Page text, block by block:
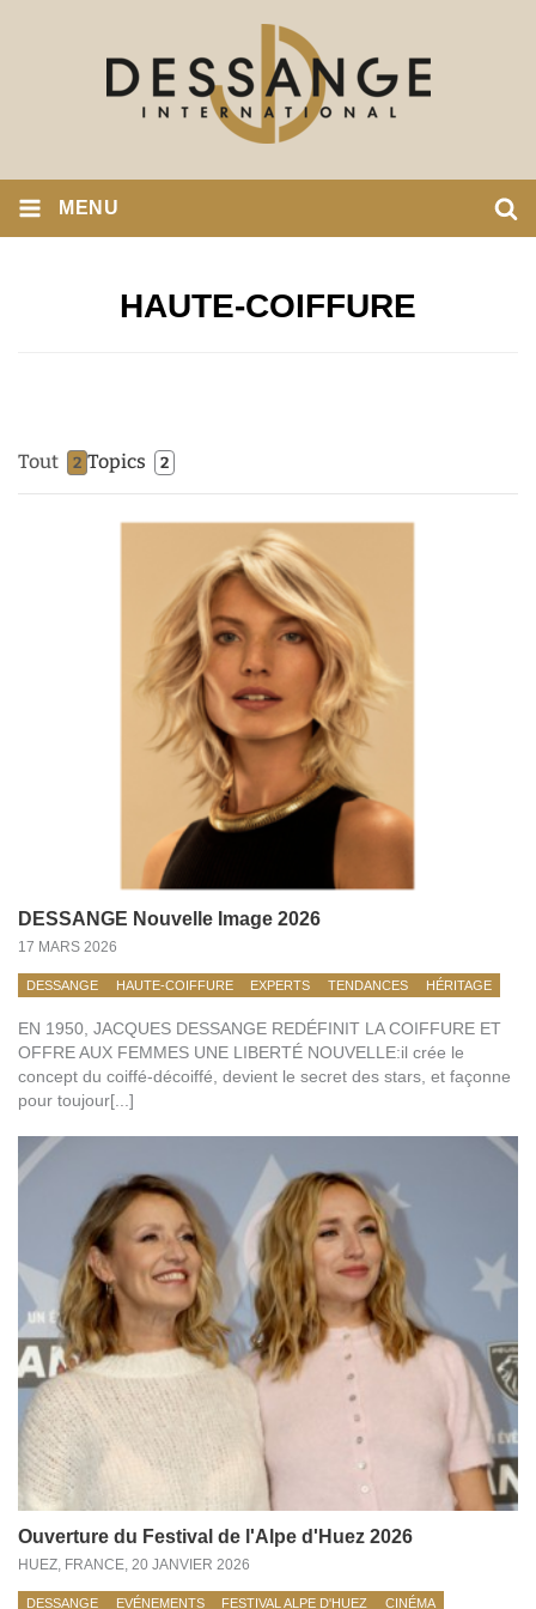
MENU
HAUTE-COIFFURE
Tout 2 Topics 2
DESSANGE Nouvelle Image 2026
17 MARS 2026
DESSANGE HAUTE-COIFFURE EXPERTS TENDANCES HÉRITAGE
EN 1950, JACQUES DESSANGE REDÉFINIT LA COIFFURE ET
OFFRE AUX FEMMES UNE LIBERTÉ NOUVELLE:il crée le
concept du coiffé-décoiffé, devient le secret des stars, et façonne
pour toujour[...]
Ouverture du Festival de l'Alpe d'Huez 2026
HUEZ, FRANCE, 20 JANVIER 2026
DESSANGE EVÉNEMENTS FESTIVAL ALPE D'HUEZ CINÉMA